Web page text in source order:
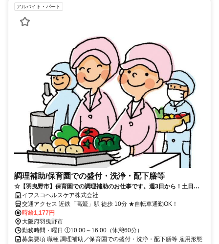
アルバイト・パート
調理補助/保育園での盛付・洗浄・配下膳等
☆【羽曳野市】保育園での調理補助のお仕事です。週3日から！土日、
祝休みです！☆（3176）
イフスコヘルスケア株式会社
交通アクセス 近鉄「高鷲」駅 徒歩 10分 ★自転車通勤OK！
時給1,177円
大阪府羽曳野市
勤務時間・曜日 ①10:00～16:00（休憩60分）
募集要項 職種 調理補助／保育園での盛付・洗浄・配下膳等 雇用形態